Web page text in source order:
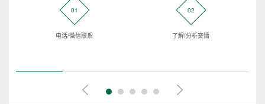
01
电话/微信联系
02
了解/分析案情